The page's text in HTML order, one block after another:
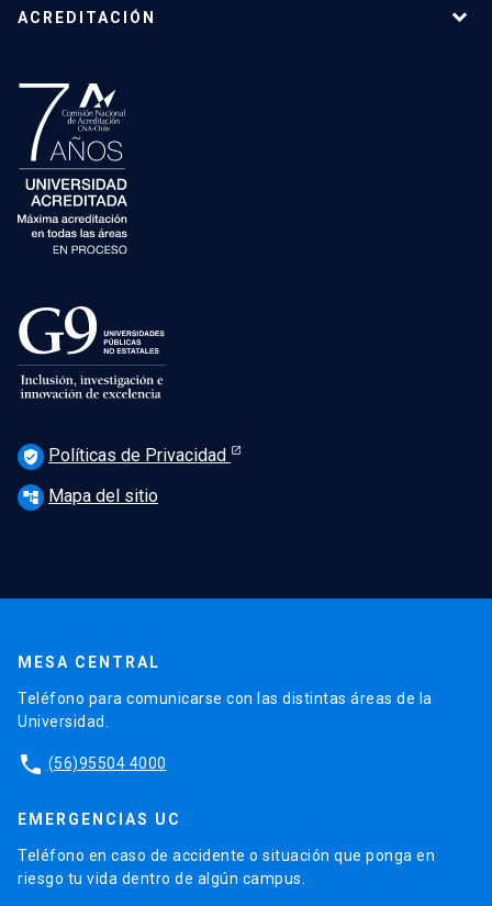
ACREDITACIÓN
verified_user Políticas de Privacidad
account_tree Mapa del sitio
MESA CENTRAL
Teléfono para comunicarse con las distintas áreas de la
Universidad.
phone (56)95504 4000
EMERGENCIAS UC
Teléfono en caso de accidente o situación que ponga en
riesgo tu vida dentro de algún campus.